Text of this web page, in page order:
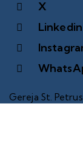
X
Linkedin
Gereja St.